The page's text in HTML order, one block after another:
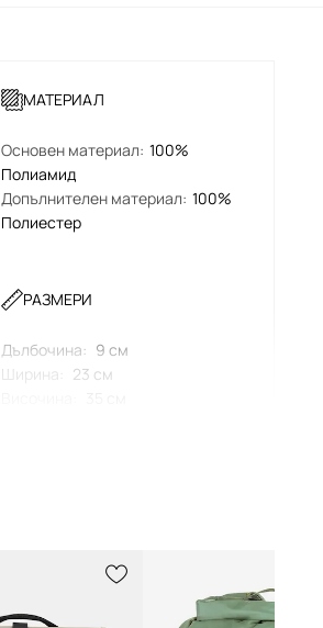
МАТЕРИАЛ
Основен материал: 100%
Полиамид
Допълнителен материал: 100%
Полиестер
РАЗМЕРИ
Дълбочина: 9 см
Ширина
23 см
Брой външни джобове с